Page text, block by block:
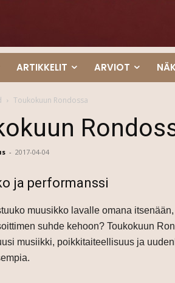
ARTIKKELIT ARVIOT
Toukokuun Rondossa
- 2017-04-04
ja performanssi
muusikko lavalle omana
suhde kehoon? Toukokuun
musiikki, poikkitaiteellisuus ja